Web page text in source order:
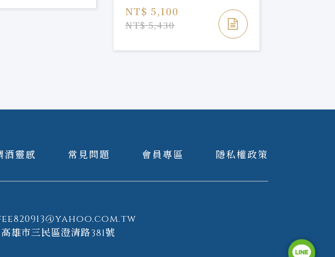
Peated Whisky
NT$ 5,100
NT$ 5,430
酒靈感 常見問題 會員專區 隱私權政策
雄市三民區澄清路381號